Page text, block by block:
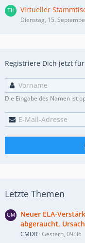
Virtueller
Dienstag, 15.
Registriere Dich jetzt
Die Eingabe des Namen ist
Letzte Themen
Neuer ELA-
abgeraucht,
CMDR Gestern, 09:36